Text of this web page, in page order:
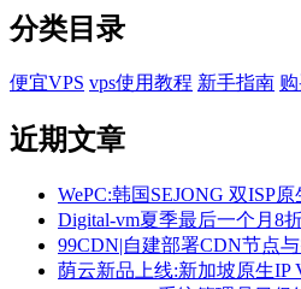
分类目录
便宜VPS vps使用教程 新手指南
近期文章
WePC:韩国SEJONG 双ISP
Digital-vm夏季最后一个月8
99CDN|自建部署CDN节点
荫云新品上线:新加坡原生IP